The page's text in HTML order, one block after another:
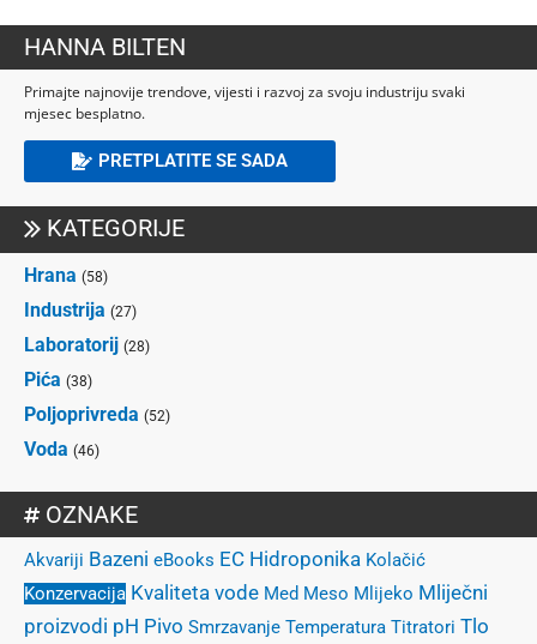
HANNA BILTEN
Primajte najnovije trendove, vijesti i razvoj za svoju industriju svaki
mjesec besplatno.
PRETPLATITE SE SADA
KATEGORIJE
Hrana (58)
Industrija (27)
Laboratorij (28)
Pića (38)
Poljoprivreda (52)
Voda (46)
OZNAKE
Akvariji Bazeni eBooks EC Hidroponika Kolačić
Konzervacija Kvaliteta vode Med Meso Mlijeko Mliječni
proizvodi pH Pivo Smrzavanje Temperatura Titratori Tlo